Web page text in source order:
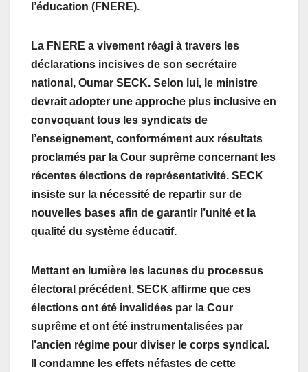
l’éducation (FNERE).
La FNERE a vivement réagi à travers les
déclarations incisives de son secrétaire
national, Oumar SECK. Selon lui, le ministre
devrait adopter une approche plus inclusive en
convoquant tous les syndicats de
l’enseignement, conformément aux résultats
proclamés par la Cour suprême concernant les
récentes élections de représentativité. SECK
insiste sur la nécessité de repartir sur de
nouvelles bases afin de garantir l’unité et la
qualité du système éducatif.
Mettant en lumière les lacunes du processus
électoral précédent, SECK affirme que ces
élections ont été invalidées par la Cour
suprême et ont été instrumentalisées par
l’ancien régime pour diviser le corps syndical.
Il condamne les effets néfastes de cette